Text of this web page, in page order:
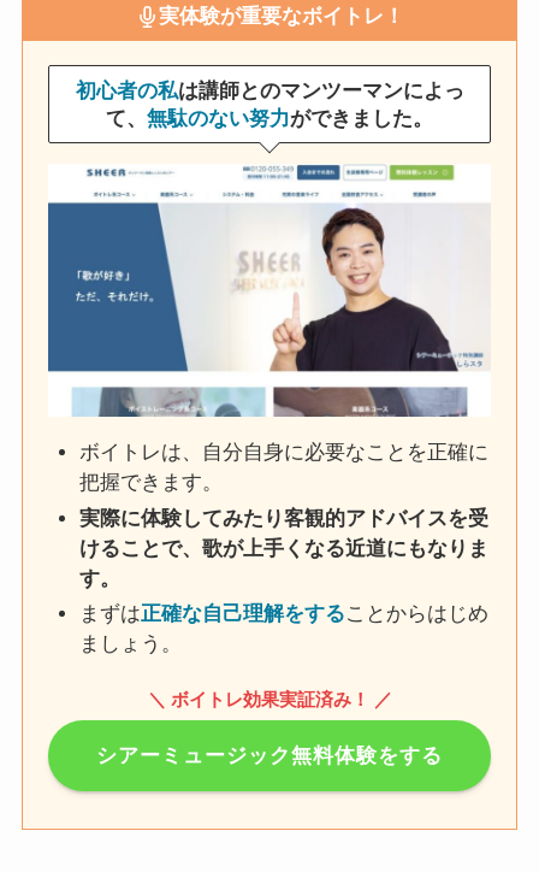
実体験が重要なボイトレ！
初心者の私は講師とのマンツーマンによっ
て、 無駄のない努力ができました。
ボイトレは、自分自身に必要なことを正確に
把握できます。
実際に体験してみたり客観的アドバイスを受
けることで、歌が上手くなる近道にもなりま
す。
まずは正確な自己理解をすることからはじめ
ましょう。
＼ ボイトレ効果実証済み！ ／
シアーミュージック無料体験をする